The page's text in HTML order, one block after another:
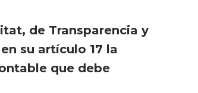
de Transparencia y
su artículo 17 la
que debe